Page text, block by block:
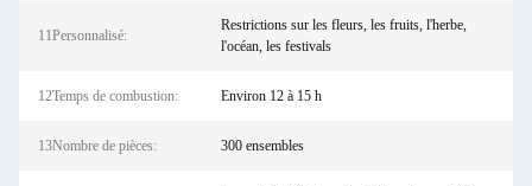
11Personnalisé:
Restrictions sur les fleurs, les fruits, l'herbe,
l'océan, les festivals
12Temps de combustion: Environ 12 à 15 h
13Nombre de pièces: 300 ensembles